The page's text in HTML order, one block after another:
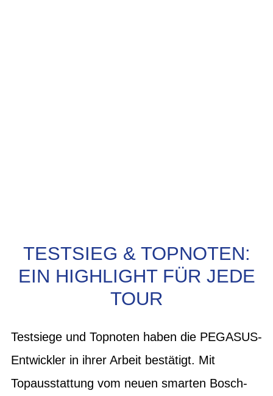
TESTSIEG & TOPNOTEN:
EIN HIGHLIGHT FÜR JEDE
TOUR
Testsiege und Topnoten haben die PEGASUS-
Entwickler in ihrer Arbeit bestätigt. Mit
Topausstattung vom neuen smarten Bosch-